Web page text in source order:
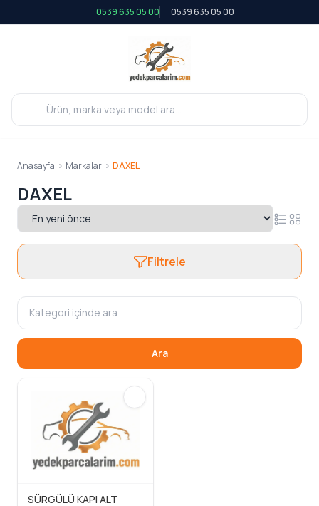
0539 635 05 00 0539 635 05 00
Anasayfa > Markalar > DAXEL
DAXEL
Filtrele
Ara
SÜRGÜLÜ KAPI ALT